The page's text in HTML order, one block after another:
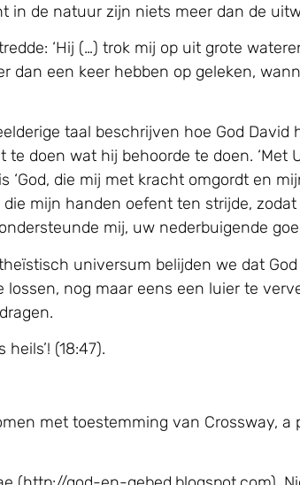
de natuur zijn niets meer dan de
‘Hij (…) trok mij op uit grote
een keer hebben op geleken,
taal beschrijven hoe God
doen wat hij behoorde te doen. ‘Met
‘God, die mij met kracht omgordt en
mijn handen oefent ten strijde,
mij, uw nederbuigende
universum belijden we dat
nog maar eens een luier te
(18:47).
met toestemming van Crossway,